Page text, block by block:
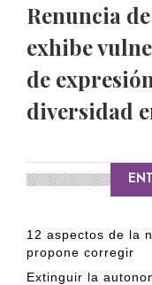
Renuncia
exhibe
de
diversidad
12 aspectos de la
propone corregir
Extinguir la